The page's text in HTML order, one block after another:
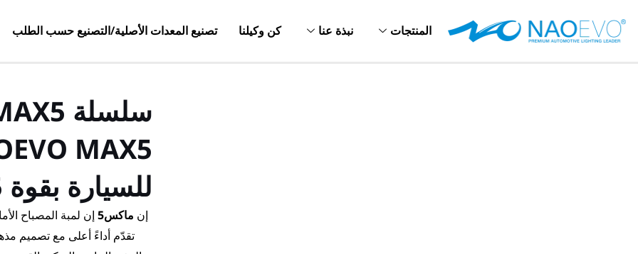
إلى
المنتجات نبذة عنا كن وكيلنا تصنيع المعدات الأصلية/التصنيع حسب الطلب
للسيارة بقوة 75 وات 9000LM
إن ماكس5